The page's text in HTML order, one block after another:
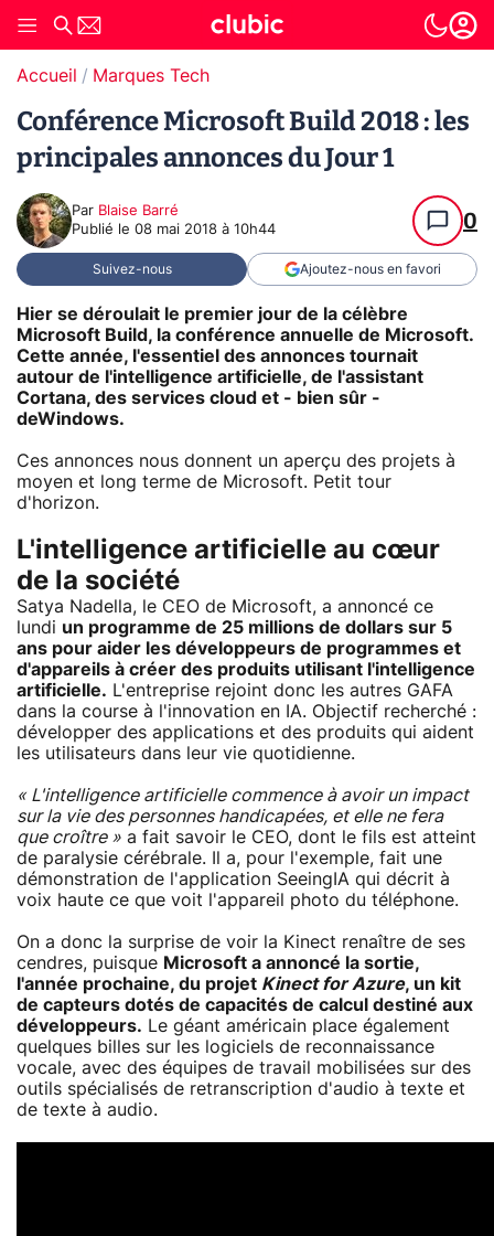
Accueil Marques Tech
Conférence Microsoft Build 2018 : les
principales annonces du Jour 1
Par Blaise Barré
Publié le 08 mai 2018 à 10h44 0
Suivez-nous Ajoutez-nous en favori
Hier se déroulait le premier jour de la célèbre
Microsoft Build , la conférence annuelle de Microsoft.
Cette année, l'essentiel des annonces tournait
autour de l'intelligence artificielle, de l'assistant
Cortana, des services cloud et - bien sûr -
deWindows.
Ces annonces nous donnent un aperçu des projets à
moyen et long terme de Microsoft. Petit tour
d'horizon.
L'intelligence artificielle au cœur
de la société
Satya Nadella, le CEO de Microsoft, a annoncé ce
lundi un programme de 25 millions de dollars sur 5
ans pour aider les développeurs de programmes et
d'appareils à créer des produits utilisant l'intelligence
artificielle. L'entreprise rejoint donc les autres GAFA
dans la course à l'innovation en IA. Objectif recherché :
développer des applications et des produits qui aident
les utilisateurs dans leur vie quotidienne.
« L'intelligence artificielle commence à avoir un impact
sur la vie des personnes handicapées, et elle ne fera
que croître » a fait savoir le CEO, dont le fils est atteint
de paralysie cérébrale. Il a, pour l'exemple, fait une
démonstration de l'application SeeingIA qui décrit à
voix haute ce que voit l'appareil photo du téléphone.
On a donc la surprise de voir la Kinect renaître de ses
cendres, puisque Microsoft a annoncé la sortie,
l'année prochaine, du projet Kinect for Azure, un kit
de capteurs dotés de capacités de calcul destiné aux
développeurs. Le géant américain place également
quelques billes sur les logiciels de reconnaissance
vocale, avec des équipes de travail mobilisées sur des
outils spécialisés de retranscription d'audio à texte et
de texte à audio.